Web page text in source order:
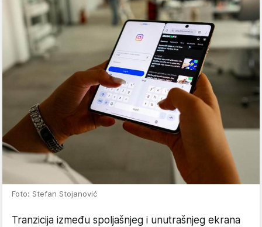
Foto: Stefan Stojanović
Tranzicija između spoljašnjeg i unutrašnjeg ekrana